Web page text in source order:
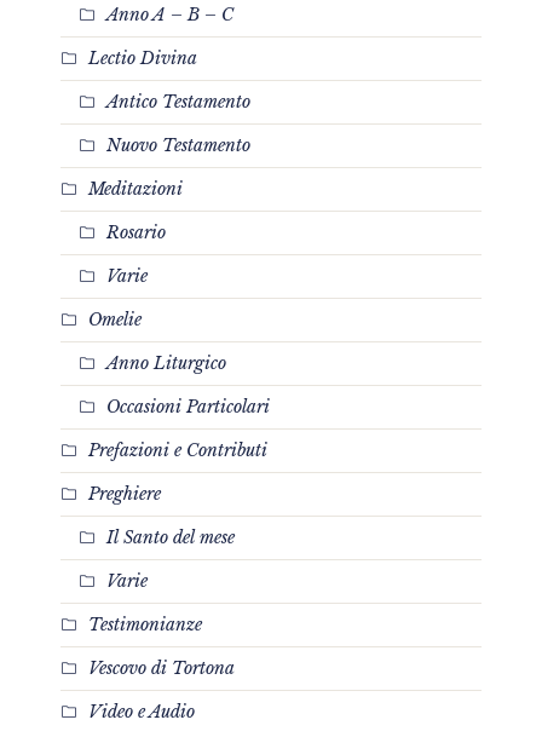
Anno A – B – C
Lectio Divina
Antico Testamento
Nuovo Testamento
Meditazioni
Rosario
Varie
Omelie
Anno Liturgico
Occasioni Particolari
Prefazioni e Contributi
Preghiere
Il Santo del mese
Varie
Testimonianze
Vescovo di Tortona
Video e Audio